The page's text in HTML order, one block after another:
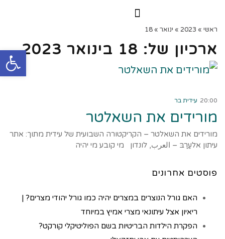
ראשי »
2023
» ינואר »
18
ארכיון של: 18 בינואר 2023
20:00 עידית בר
מורידים את השאלטר
מורידים את השאלטר – הקריקטורה השבועית של עידית מתוך: אתר
עיתון אלעַרַבּ – العرب, לונדון מי קובע מי יהיה
פוסטים אחרונים
האם גורל הנוצרים במצרים יהיה כמו גורל יהודי מצרים? |
ריאיון אצל עיתונאי מצרי אמיץ במיוחד
הפקרת הילדות הבריטיות בשם הפוליטיקלי קורקט?